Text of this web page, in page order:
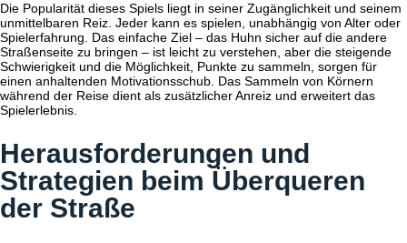
Die Popularität dieses Spiels liegt in seiner Zugänglichkeit und seinem
unmittelbaren Reiz. Jeder kann es spielen, unabhängig von Alter oder
Spielerfahrung. Das einfache Ziel – das Huhn sicher auf die andere
Straßenseite zu bringen – ist leicht zu verstehen, aber die steigende
Schwierigkeit und die Möglichkeit, Punkte zu sammeln, sorgen für
einen anhaltenden Motivationsschub. Das Sammeln von Körnern
während der Reise dient als zusätzlicher Anreiz und erweitert das
Spielerlebnis.
Herausforderungen und
Strategien beim Überqueren
der Straße